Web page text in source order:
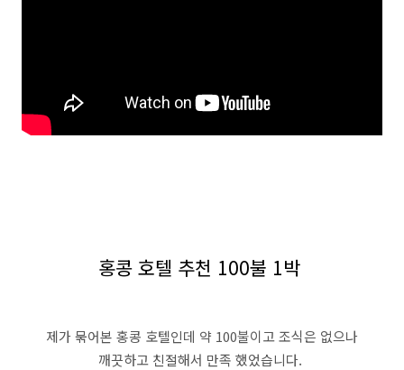
홍콩 호텔 추천 100불 1박
제가 묶어본 홍콩 호텔인데 약 100불이고 조식은 없으나
깨끗하고 친절해서 만족 했었습니다.